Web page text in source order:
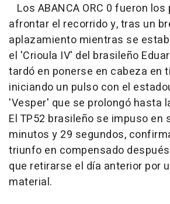
Los ABANCA ORC 0 fueron
afrontar el recorrido y, tras un
aplazamiento mientras se
el 'Crioula IV' del brasileño
tardó en ponerse en cabeza en
iniciando un pulso con el
'Vesper' que se prolongó hasta
El TP52 brasileño se impuso en
minutos y 29 segundos,
triunfo en compensado
que retirarse el día anterior por
material.